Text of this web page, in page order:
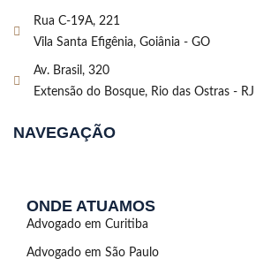
Rua C-19A, 221
Vila Santa Efigênia, Goiânia - GO
Av. Brasil, 320
Extensão do Bosque, Rio das Ostras - RJ
NAVEGAÇÃO
ONDE ATUAMOS
Advogado em Curitiba
Advogado em São Paulo